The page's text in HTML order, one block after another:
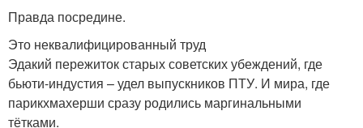
Правда посредине.
Это неквалифицированный труд
Эдакий пережиток старых советских убеждений, где
бьюти-индустия – удел выпускников ПТУ. И мира, где
парикхмахерши сразу родились маргинальными
тётками.